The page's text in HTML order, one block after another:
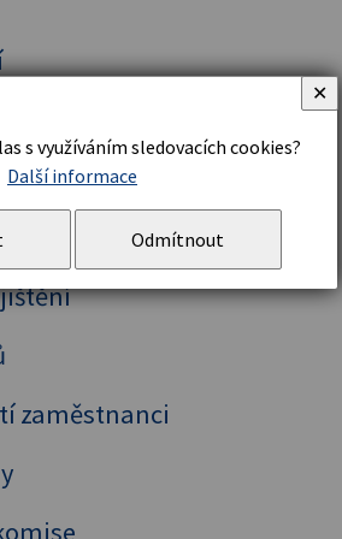
a struktura
zaměstnanci
s využíváním sledovacích cookies?
Další informace
Odmítnout
✕